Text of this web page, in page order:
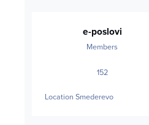
e-poslovi
Members
152posts
Location Smederevo